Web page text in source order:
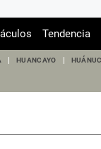
Tendencia
HUANCAYO